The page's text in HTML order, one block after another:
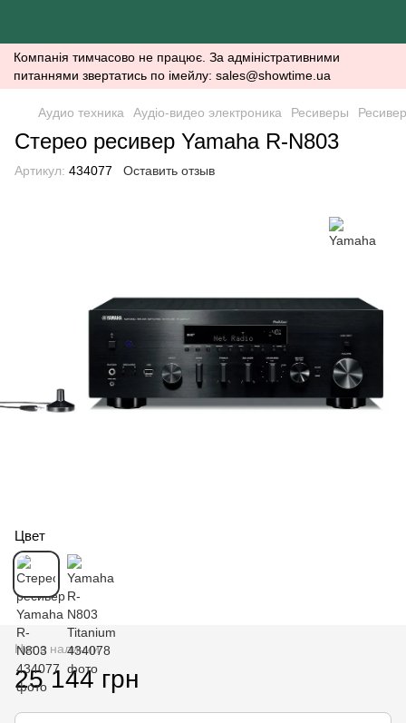
Компанія тимчасово не працює. За адміністративними
питаннями звертатись по імейлу: sales@showtime.ua
Аудио техника Аудіо-видео электроника Ресиверы
Стерео ресивер Yamaha R-N803
Артикул: 434077 Оставить отзыв
Цвет
Нет в наличии
25 144 грн